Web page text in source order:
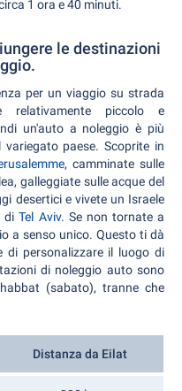
1 ora e 40 minuti.
le destinazioni
per un viaggio su strada
piccolo e
un'auto a noleggio è più
paese. Scoprite in
, camminate sulle
galleggiate sulle acque del
desertici e vivete un Israele
diTel Aviv. Se non tornate a
a senso unico. Questo ti dà
di personalizzare il luogo di
di noleggio auto sono
(sabato), tranne che
Distanza da Eilat